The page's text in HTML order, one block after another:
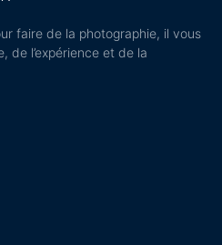
faire de la photographie, il vous
l’expérience et de la